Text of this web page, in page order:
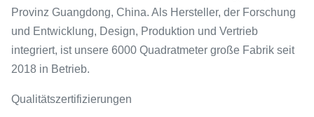
Provinz Guangdong, China. Als Hersteller, der Forschung
und Entwicklung, Design, Produktion und Vertrieb
integriert, ist unsere 6000 Quadratmeter große Fabrik seit
2018 in Betrieb.
Qualitätszertifizierungen